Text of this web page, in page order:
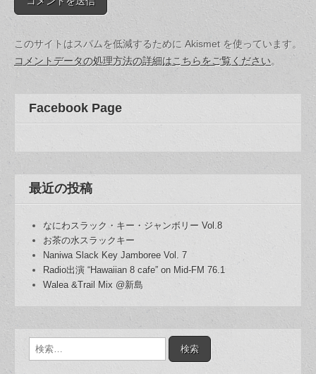
このサイトはスパムを低減するために Akismet を使っています。
コメントデータの処理方法の詳細はこちらをご覧ください。
Facebook Page
最近の投稿
なにわスラック・キー・ジャンボリー Vol.8
お茶の水スラックキー
Naniwa Slack Key Jamboree Vol. 7
Radio出演 “Hawaiian 8 cafe” on Mid-FM 76.1
Walea &Trail Mix @新島
検
索: